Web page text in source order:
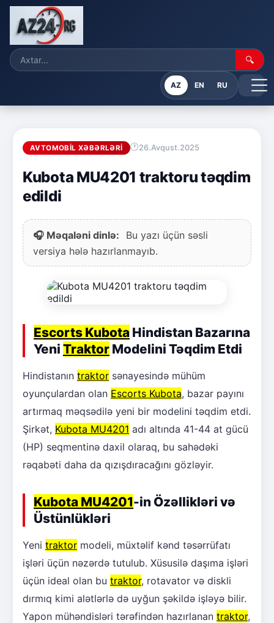
🔍
AZ EN RU
AVTOMOBIL XƏBƏRLƏRI 26.Avqust.2025
Kubota MU4201 traktoru təqdim
edildi
🎧 Məqaləni dinlə:
Bu yazı üçün səsli
versiya hələ hazırlanmayıb.
Escorts Kubota Hindistan Bazarına
Yeni Traktor Modelini Təqdim Etdi
Hindistanın traktor sənayesində mühüm
oyunçulardan olan Escorts Kubota, bazar payını
artırmaq məqsədilə yeni bir modelini təqdim etdi.
Şirkət, Kubota MU4201 adı altında 41-44 at gücü
(HP) seqmentinə daxil olaraq, bu sahədəki
rəqabəti daha da qızışdıracağını gözləyir.
Kubota MU4201-in Özəllikləri və
Üstünlükləri
Yeni traktor modeli, müxtəlif kənd təsərrüfatı
işləri üçün nəzərdə tutulub. Xüsusilə daşıma işləri
üçün ideal olan bu traktor, rotavator və diskli
dırmıq kimi alətlərlə də uyğun şəkildə işləyə bilir.
Yapon mühəndisləri tərəfindən hazırlanan traktor,